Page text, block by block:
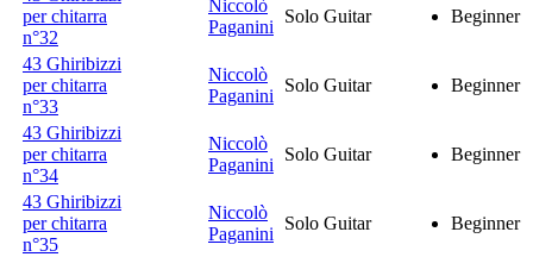
per chitarra
n°32
Niccolò
Paganini
Solo Guitar Beginner
43 Ghiribizzi
per chitarra
n°33
Niccolò
Paganini
Solo Guitar Beginner
43 Ghiribizzi
per chitarra
n°34
Niccolò
Paganini
Solo Guitar Beginner
43 Ghiribizzi
per chitarra
n°35
Niccolò
Paganini
Solo Guitar Beginner